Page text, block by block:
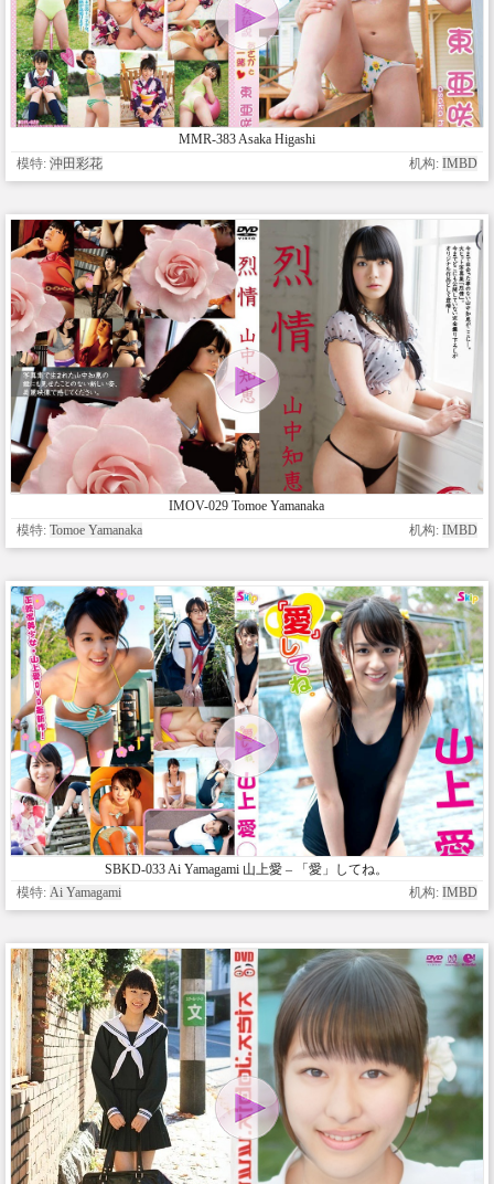
MMR-383 Asaka Higashi
模特: 沖田彩花 机构: IMBD
IMOV-029 Tomoe Yamanaka
模特: Tomoe Yamanaka 机构: IMBD
SBKD-033 Ai Yamagami 山上愛 – 「愛」してね。
模特: Ai Yamagami 机构: IMBD